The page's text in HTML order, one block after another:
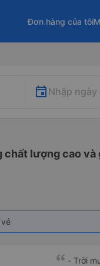
Đơn hàng của tôi
Nhập ngày
chất lượng cao
- Trời